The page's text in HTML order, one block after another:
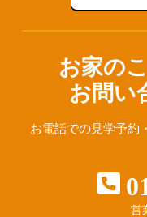
お家の
お問い
お電話での見学予約
営